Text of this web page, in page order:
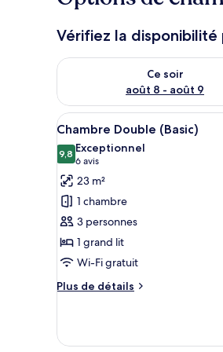
Vérifiez la disponibilité
Ce soir
août 8 - août 9
Vérifier la disponibilité pour
Afficher
toutes
les
photos
pour
ce
type
de
chambre :
Chambre
3
Chambre Double (Basic)
9,89,8 sur 10
Exceptionnel
6 avis
(6 avis)
23 m²
1 chambre
3 personnes
1 grand lit
Wi-Fi gratuit
Plus de détails
Plus
le